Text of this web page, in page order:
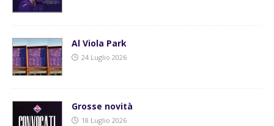
Al Viola Park
24 Luglio 2026
Grosse novità
18 Luglio 2026